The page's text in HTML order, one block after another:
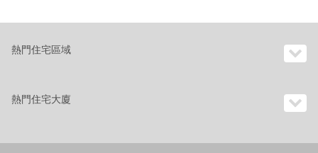
熱門住宅區域
熱門住宅大廈